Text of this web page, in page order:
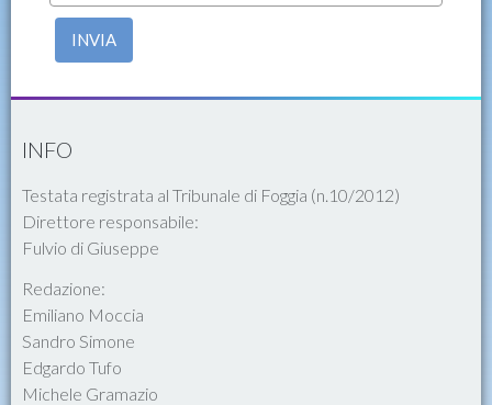
INVIA
INFO
Testata registrata al Tribunale di Foggia (n.10/2012)
Direttore responsabile:
Fulvio di Giuseppe
Redazione:
Emiliano Moccia
Sandro Simone
Edgardo Tufo
Michele Gramazio